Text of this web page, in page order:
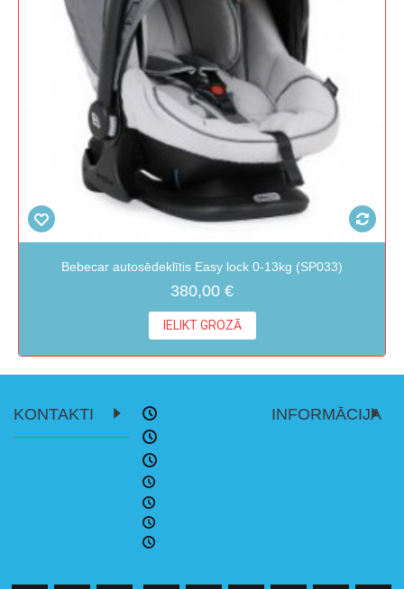
Bebecar autosēdeklītis Easy lock 0-13kg (SP033)
380,00 €
IELIKT GROZĀ
KONTAKTI INFORMĀCIJA